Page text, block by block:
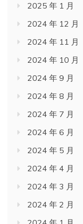
2025 年 1 月
2024 年 12 月
2024 年 11 月
2024 年 10 月
2024 年 9 月
2024 年 8 月
2024 年 7 月
2024 年 6 月
2024 年 5 月
2024 年 4 月
2024 年 3 月
2024 年 2 月